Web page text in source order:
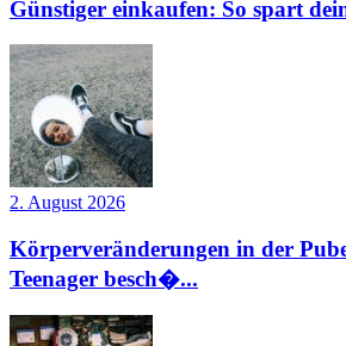
Günstiger einkaufen: So spart
2. August 2026
Körperveränderungen in der
Teenager besch�...